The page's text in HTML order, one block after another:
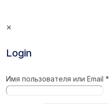
✕
Login
Имя пользователя или Email*